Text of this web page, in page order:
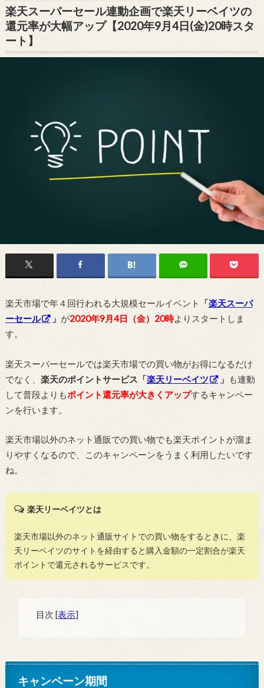
楽天スーパーセール連動企画で楽天リーベイツの
還元率が大幅アップ【2020年9月4日(金)20時スタ
ート】
楽天市場で年４回行われる大規模セールイベント 「楽天スーパ
ーセール
」 が2020年9月4日（金）20時よりスタートしま
す。
楽天スーパーセールでは楽天市場での買い物がお得になるだけ
でなく、 楽天のポイントサービス「楽天リーベイツ 」
も連動
して普段よりもポイント還元率が大きくアップするキャンペー
ンを行います。
楽天市場以外のネット通販での買い物でも楽天ポイントが溜ま
りやすくなるので、このキャンペーンをうまく利用したいです
ね。
楽天リーベイツとは
楽天市場以外のネット通販サイトでの買い物をするときに、楽
天リーベイツのサイトを経由すると購入金額の一定割合が楽天
ポイントで還元されるサービスです。
目次 [表示]
キャンペーン期間